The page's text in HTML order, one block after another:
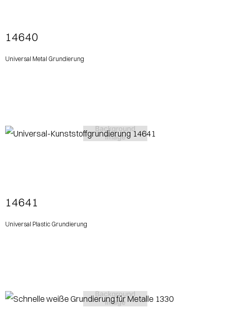
14640
Universal Metal Grundierung
14641
Universal Plastic Grundierung